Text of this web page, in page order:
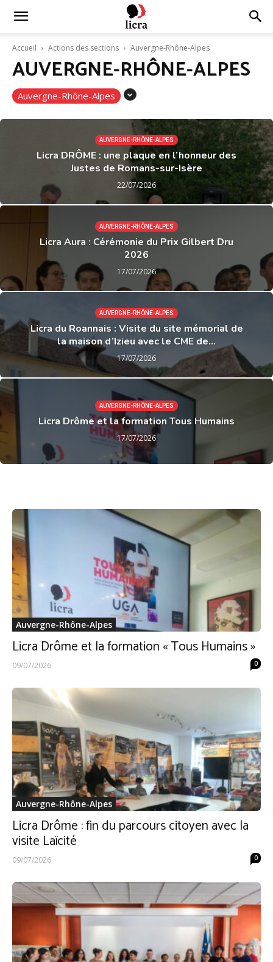
Licra
Antiraciste
Accueil Actions des sections Auvergne-Rhône-Alpes
AUVERGNE-RHÔNE-ALPES
Auvergne-Rhône-Alpes
AUVERGNE-RHÔNE-ALPES
Licra DRÔME : une plaque en l’honneur des
Justes de Romans-sur-Isère
22/07/2026
AUVERGNE-RHÔNE-ALPES
Licra Aura : Cérémonie du Prix Gilbert Dru
2026
17/07/2026
AUVERGNE-RHÔNE-ALPES
Licra du Roannais : Visite du site mémorial de
la maison d’Izieu avec le CME de...
17/07/2026
AUVERGNE-RHÔNE-ALPES
Licra Drôme et la formation Tous Humains
17/07/2026
Auvergne-Rhône-Alpes
Licra Drôme et la formation « Tous Humains »
09/07/2026 0
Auvergne-Rhône-Alpes
Licra Drôme : fin du parcours citoyen avec la
visite Laïcité
09/07/2026 0